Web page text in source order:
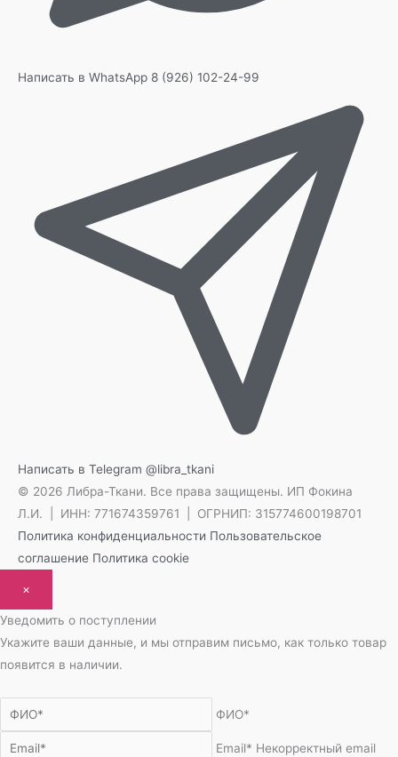
Написать в WhatsApp 8 (926) 102-24-99
Написать в Telegram @libra_tkani
© 2026 Либра-Ткани. Все права защищены. ИП Фокина
Л.И. | ИНН: 771674359761 | ОГРНИП: 315774600198701
Политика конфиденциальности Пользовательское
соглашение Политика cookie
×
Уведомить о поступлении
Укажите ваши данные, и мы отправим письмо, как только товар
появится в наличии.
ФИО*
Email* Некорректный email